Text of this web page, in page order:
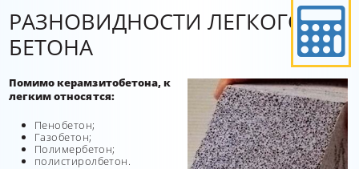
РАЗНОВИДНОСТИ ЛЕГКОГО
БЕТОНА
Помимо керамзитобетона, к
легким относятся:
Пенобетон;
Газобетон;
Полимербетон;
полистиролбетон.